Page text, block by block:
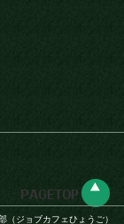
（ジョブカフェひょうご）